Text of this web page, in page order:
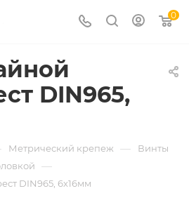
0
DIN965,
Метрический крепеж — Винты
—
DIN965, 6х16мм